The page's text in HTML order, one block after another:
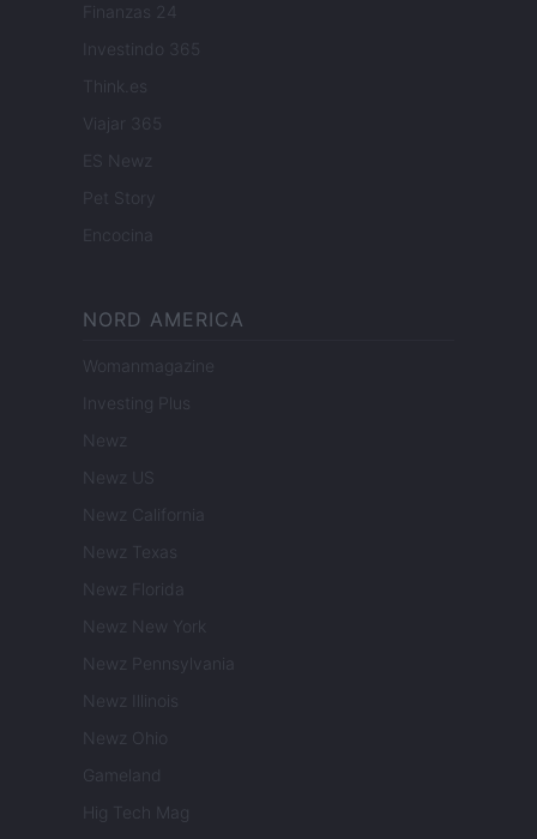
Finanzas 24
Investindo 365
Think.es
Viajar 365
ES Newz
Pet Story
Encocina
NORD AMERICA
Womanmagazine
Investing Plus
Newz
Newz US
Newz California
Newz Texas
Newz Florida
Newz New York
Newz Pennsylvania
Newz Illinois
Newz Ohio
Gameland
Hig Tech Mag